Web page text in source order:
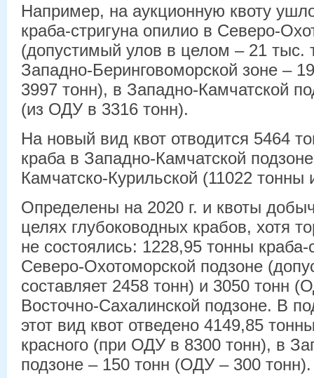
Например, на аукционную квоту
краба-стригуна опилио в Северо-
(допустимый улов в целом – 21 тыс.
Западно-Беринговоморской зоне –
3997 тонн), в Западно-Камчатской
(из ОДУ в 3316 тонн).
На новый вид квот отводится 5464
краба в Западно-Камчатской
Камчатско-Курильской (11022 тонны
Определены на 2020 г. и квоты
целях глубоководных крабов, хотя
не состоялись: 1228,95 тонны краба-
Северо-Охотоморской подзоне
составляет 2458 тонн) и 3050 тонн
Восточно-Сахалинской подзоне. В
этот вид квот отведено 4149,85
красного (при ОДУ в 8300 тонн), в
подзоне – 150 тонн (ОДУ – 300 тонн).